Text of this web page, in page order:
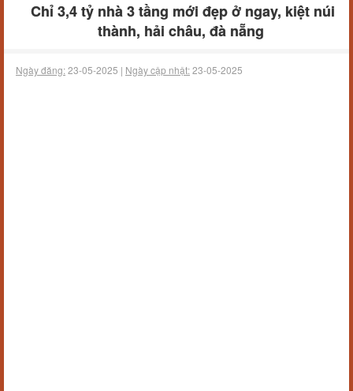
Chỉ 3,4 tỷ nhà 3 tầng mới đẹp ở ngay, kiệt núi
thành, hải châu, đà nẵng
Ngày đăng:23-05-2025 | Ngày cập nhật:23-05-2025